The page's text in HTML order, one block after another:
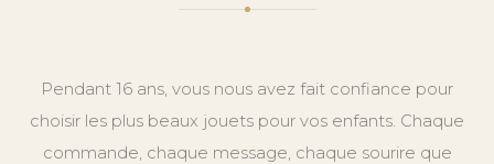
Pendant 16 ans, vous nous avez fait confiance pour
choisir les plus beaux jouets pour vos enfants. Chaque
commande, chaque message, chaque sourire que